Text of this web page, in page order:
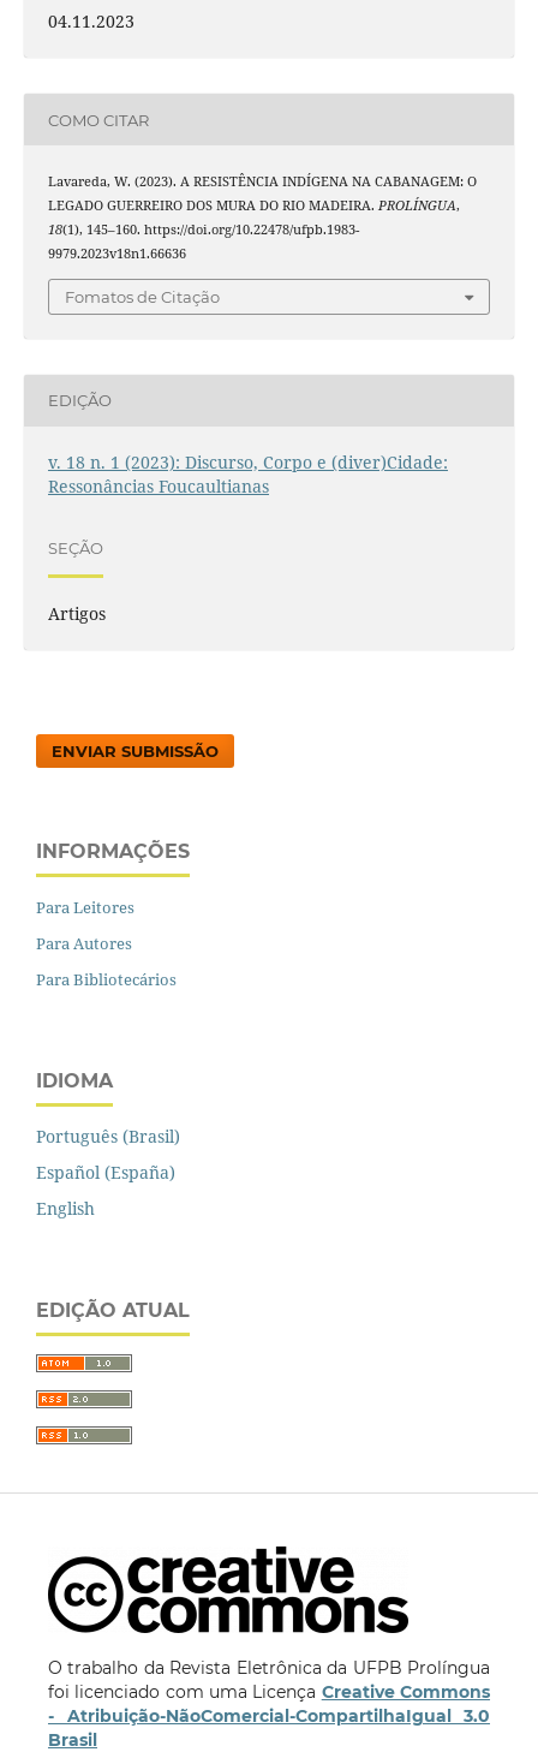
04.11.2023
COMO CITAR
Lavareda, W. (2023). A RESISTÊNCIA INDÍGENA NA CABANAGEM: O
LEGADO GUERREIRO DOS MURA DO RIO MADEIRA. PROLÍNGUA,
18(1), 145–160. https://doi.org/10.22478/ufpb.1983-
9979.2023v18n1.66636
Fomatos de Citação
EDIÇÃO
v. 18 n. 1 (2023): Discurso, Corpo e (diver)Cidade:
Ressonâncias Foucaultianas
SEÇÃO
Artigos
ENVIAR SUBMISSÃO
INFORMAÇÕES
Para Leitores
Para Autores
Para Bibliotecários
IDIOMA
Português (Brasil)
Español (España)
English
EDIÇÃO ATUAL
O trabalho da Revista Eletrônica da UFPB Prolíngua
foi licenciado com uma Licença Creative Commons
- Atribuição-NãoComercial-CompartilhaIgual 3.0
Brasil